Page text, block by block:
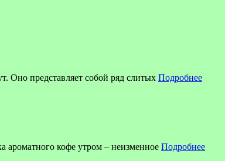
Оно представляет собой ряд слитых Подробнее
кофе утром – неизменное Подробнее